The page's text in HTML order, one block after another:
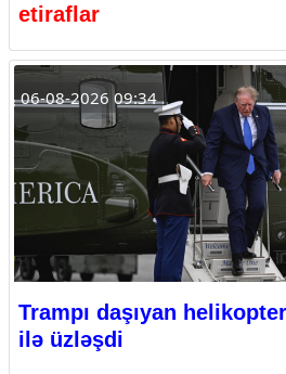
etiraflar
06-08-2026 09:34
Trampı daşıyan
ilə üzləşdi